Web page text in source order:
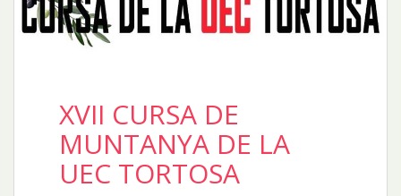
XVII CURSA DE
MUNTANYA DE LA
UEC TORTOSA